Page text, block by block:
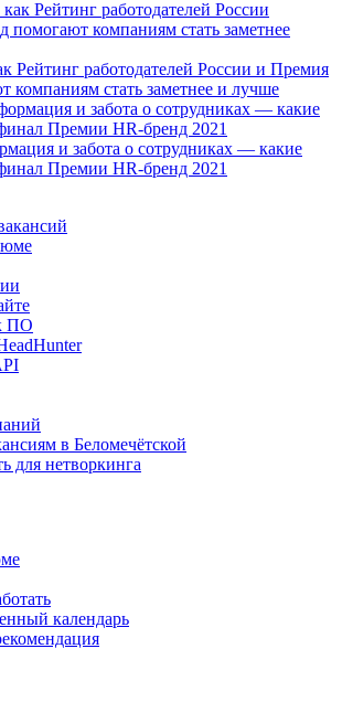
Рейтинг работодателей России и Премия
компаниям стать заметнее и лучше
и забота о сотрудниках — какие
Премии HR-бренд 2021
ПО
в Беломечётской
для нетворкинга
календарь